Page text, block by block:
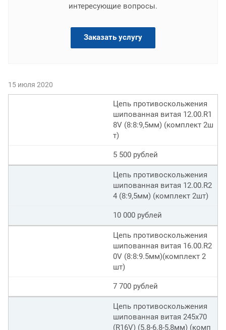
интересующие вопросы.
Заказать услугу
15 июля 2020
Цепь противоскольжения
шипованная витая 12.00.R1
8V (8:8:9,5мм) (комплект 2ш
т)
5 500 рублей
Цепь противоскольжения
шипованная витая 12.00.R2
4 (8:9,5мм) (комплект 2шт)
10 000 рублей
Цепь противоскольжения
шипованная витая 16.00.R2
0V (8:8:9.5мм)(комплект 2
шт)
7 700 рублей
Цепь противоскольжения
шипованная витая 245х70
(R16V) (5.8-6.8-5,8мм) (комп